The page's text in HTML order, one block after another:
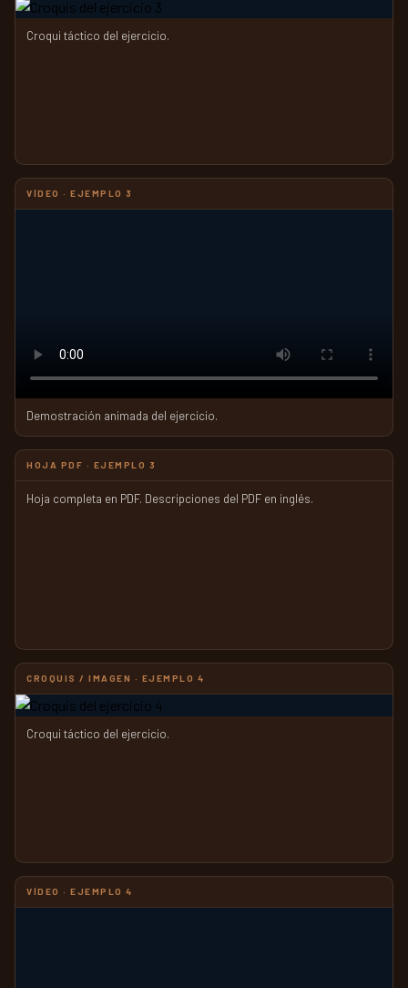
Croqui táctico del ejercicio.
VÍDEO · EJEMPLO 3
Demostración animada del ejercicio.
HOJA PDF · EJEMPLO 3
Hoja completa en PDF. Descripciones del PDF en inglés.
CROQUIS / IMAGEN · EJEMPLO 4
Croqui táctico del ejercicio.
VÍDEO · EJEMPLO 4